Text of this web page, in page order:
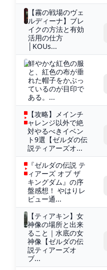
【霧の戦場のヴェ
ルディーナ】ブレ
イクの方法と有効
活用の仕方
│KOUs...
鮮やかな紅色の服
と、紅色の布が垂
れた帽子をかぶっ
ているのが目印で
ある。...
【攻略】メインチ
ャレンジ以外で絶
対やるべきイベン
ト9選【ゼルダの伝
説ティアーズオ...
『ゼルダの伝説 テ
ィアーズ オブ ザ
キングダム』の序
盤感想！ やはりレ
ビュー通...
【ティアキン】女
神像の場所と出来
ること｜水底の女
神像【ゼルダの伝
説ティアーズオ
ブ...